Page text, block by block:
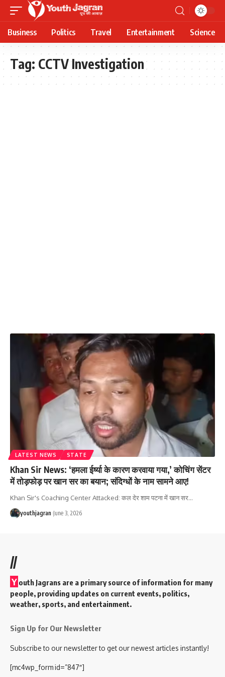
Business Politics Travel Entertainment Science
Tag: CCTV Investigation
LATEST NEWS STATE
Khan Sir News: ‘हमला ईर्ष्या के कारण करवाया गया,’ कोचिंग सेंटर
में तोड़फोड़ पर खान सर का बयान; संदिग्धों के नाम सामने आए!
Khan Sir's Coaching Center Attacked: कल देर शाम पटना में खान सर…
youthjagran June 3, 2026
//
Y outh Jagrans are a primary source of information for many
people, providing updates on current events, politics,
weather, sports, and entertainment.
Sign Up for Our Newsletter
Subscribe to our newsletter to get our newest articles instantly!
[mc4wp_form id=”847″]